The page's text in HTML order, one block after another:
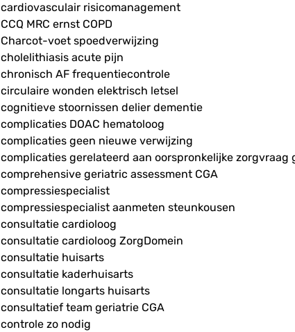
cardiovasculair risicomanagement
CCQ MRC ernst COPD
Charcot-voet spoedverwijzing
cholelithiasis acute pijn
chronisch AF frequentiecontrole
circulaire wonden elektrisch letsel
cognitieve stoornissen delier dementie
complicaties DOAC hematoloog
complicaties geen nieuwe verwijzing
complicaties gerelateerd aan oorspronkelijke zorgvraag
comprehensive geriatric assessment CGA
compressiespecialist
compressiespecialist aanmeten steunkousen
consultatie cardioloog
consultatie cardioloog ZorgDomein
consultatie huisarts
consultatie kaderhuisarts
consultatie longarts huisarts
consultatief team geriatrie CGA
controle zo nodig